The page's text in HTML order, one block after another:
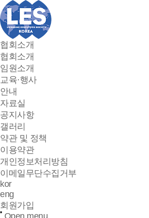
협회소개
협회소개
임원소개
교육·행사
안내
자료실
공지사항
갤러리
약관 및 정책
이용약관
개인정보처리방침
이메일무단수집거부
kor
eng
회원가입
Open menu